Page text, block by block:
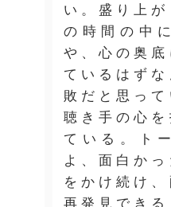
い。盛り上
の時間の中
や、心の奥
ているはず
敗だと思っ
聴き手の心
ている。ト
よ、面白か
をかけ続け
再発見でき